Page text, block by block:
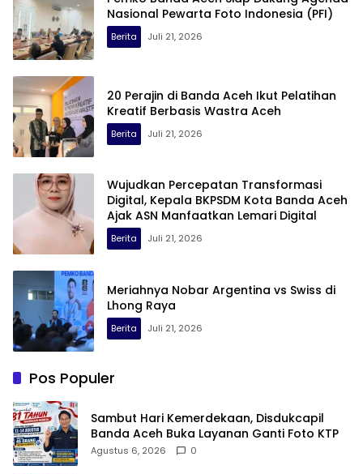
Nasional Pewarta Foto Indonesia (PFI)
Berita Juli 21, 2026
20 Perajin di Banda Aceh Ikut Pelatihan
Kreatif Berbasis Wastra Aceh
Berita Juli 21, 2026
Wujudkan Percepatan Transformasi
Digital, Kepala BKPSDM Kota Banda Aceh
Ajak ASN Manfaatkan Lemari Digital
Berita Juli 21, 2026
Meriahnya Nobar Argentina vs Swiss di
Lhong Raya
Berita Juli 21, 2026
Pos Populer
Sambut Hari Kemerdekaan, Disdukcapil
Banda Aceh Buka Layanan Ganti Foto KTP
Agustus 6, 2026 0